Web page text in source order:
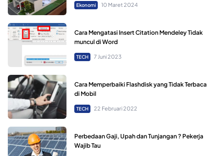
Ekonomi 10 Maret 2024
Cara Mengatasi Insert Citation Mendeley Tidak
muncul di Word
TECH 7 Juni 2023
Cara Memperbaiki Flashdisk yang Tidak Terbaca
di Mobil
TECH 22 Februari 2022
Perbedaan Gaji, Upah dan Tunjangan ? Pekerja
Wajib Tau